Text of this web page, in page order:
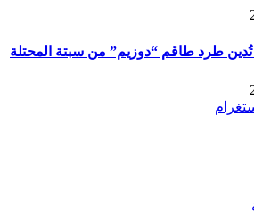
تُدين طرد طاقم “دوزيم” من سبتة المحتلة